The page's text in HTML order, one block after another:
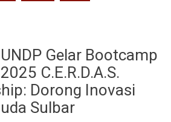
Gelar Bootcamp
C.E.R.D.A.S.
Dorong Inovasi
Sulbar